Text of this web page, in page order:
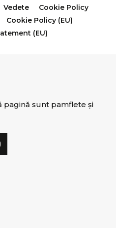
Vedete
Cookie Policy
Cookie Policy (EU)
(EU)
pagină sunt pamflete şi